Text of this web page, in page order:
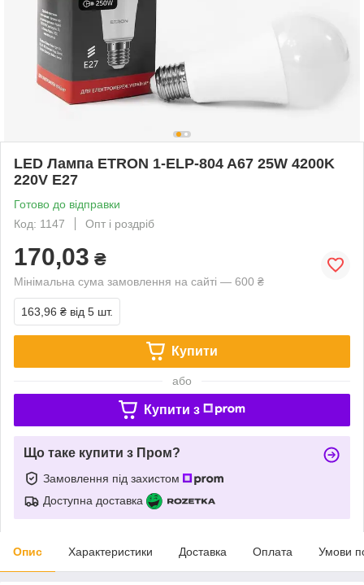
LED Лампа ETRON 1-ELP-804 A67 25W 4200K
220V E27
Готово до відправки
Код: 1147
Опт і роздріб
170,03 ₴
Мінімальна сума замовлення на сайті — 600 ₴
163,96 ₴ від 5 шт.
Купити
або
Купити з
Що таке купити з Пром?
Замовлення під захистом
Доступна доставка
Опис Характеристики Доставка Оплата Умови